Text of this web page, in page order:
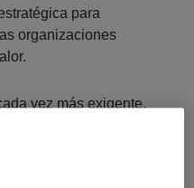
para
organizaciones
vez más exigente,
el futuro. SAP
reto, y hacerlo bien